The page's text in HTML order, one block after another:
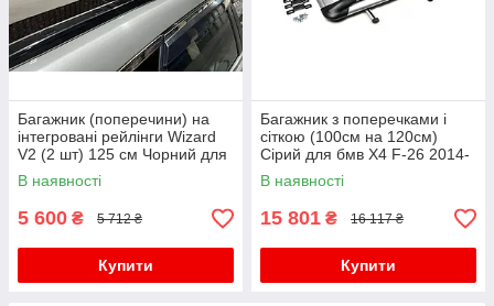
Багажник (поперечини) на
інтегровані рейлінги Wizard
V2 (2 шт) 125 см Чорний для
бмв X4 F-26 2014-2018 рр
В наявності
5 600 ₴ 5 712 ₴
Купити
Багажник з поперечками і
сіткою (100см на 120см)
Сірий для бмв X4 F-26 2014-
2018 рр
В наявності
15 801 ₴ 16 117 ₴
Купити